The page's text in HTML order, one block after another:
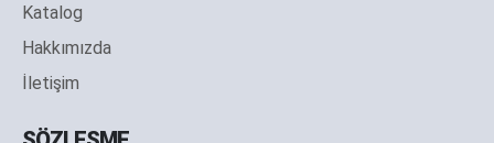
Katalog
Hakkımızda
İletişim